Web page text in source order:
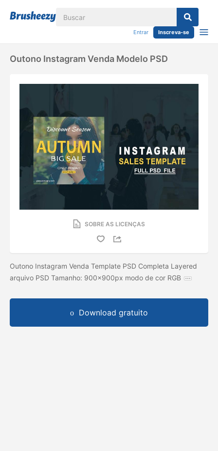
Entrar Inscreva-se
Outono Instagram Venda Modelo PSD
SOBRE AS LICENÇAS
Outono Instagram Venda Template PSD Completa Layered
arquivo PSD Tamanho: 900x900px modo de cor RGB
Download gratuito